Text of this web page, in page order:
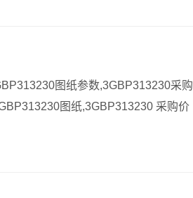
图纸参数,3GBP313230采购
图纸,3GBP313230 采购价